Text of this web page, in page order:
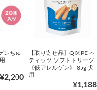
ンちゅ
¥2,200
【取り寄せ品】QIX PE ペ
ティッツ ソフトトリーツ
《低アレルゲン》 85g 犬
用
¥1,188